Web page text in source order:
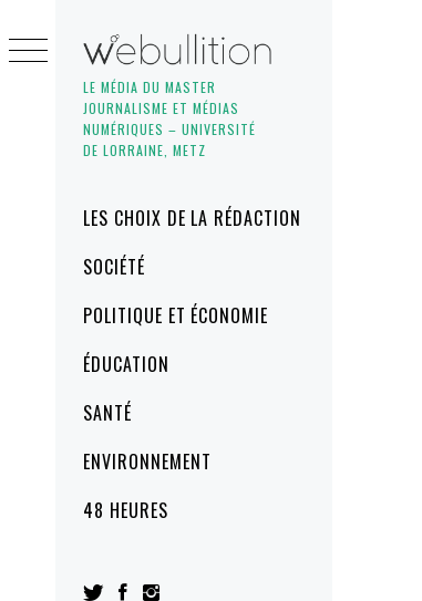
LE MÉDIA DU MASTER
JOURNALISME ET MÉDIAS
NUMÉRIQUES – UNIVERSITÉ
DE LORRAINE, METZ
MenuLES CHOIX DE LA RÉDACTION
SOCIÉTÉ
POLITIQUE ET ÉCONOMIE
ÉDUCATION
SANTÉ
ENVIRONNEMENT
48 HEURES
to
content